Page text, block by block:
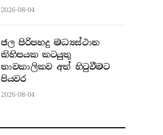
2026-08-04
ජල පිරිපහදු මධ්‍යස්ථාන
කිහිපයක කටයුතු
තාවකාලිකව අත් හිටුවීමට
පියවර
2026-08-04